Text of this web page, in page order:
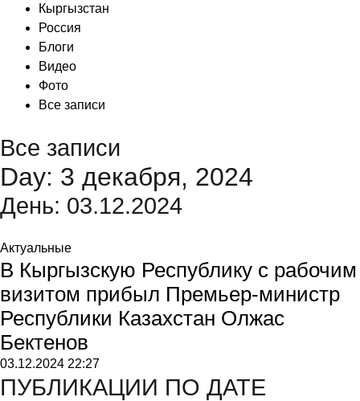
Кыргызстан
Россия
Блоги
Видео
Фото
Все записи
Все записи
Day: 3 декабря, 2024
День: 03.12.2024
Актуальные
В Кыргызскую Республику с рабочим
визитом прибыл Премьер-министр
Республики Казахстан Олжас
Бектенов
03.12.2024 22:27
ПУБЛИКАЦИИ ПО ДАТЕ